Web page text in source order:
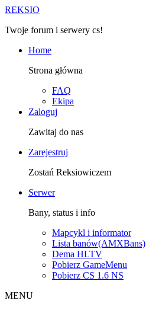
REKSIO
Twoje forum i serwery cs!
Home
Strona główna
FAQ
Ekipa
Zaloguj
Zawitaj do nas
Zarejestruj
Zostań Reksiowiczem
Serwer
Bany, status i info
Mapcykl i informator
Lista banów(AMXBans)
Dema HLTV
Pobierz GameMenu
Pobierz CS 1.6 NS
MENU